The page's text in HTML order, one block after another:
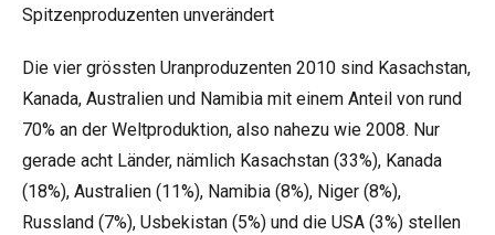
Spitzenproduzenten unverändert
Die vier grössten Uranproduzenten 2010 sind Kasachstan,
Kanada, Australien und Namibia mit einem Anteil von rund
70% an der Weltproduktion, also nahezu wie 2008. Nur
gerade acht Länder, nämlich Kasachstan (33%), Kanada
(18%), Australien (11%), Namibia (8%), Niger (8%),
Russland (7%), Usbekistan (5%) und die USA (3%) stellen